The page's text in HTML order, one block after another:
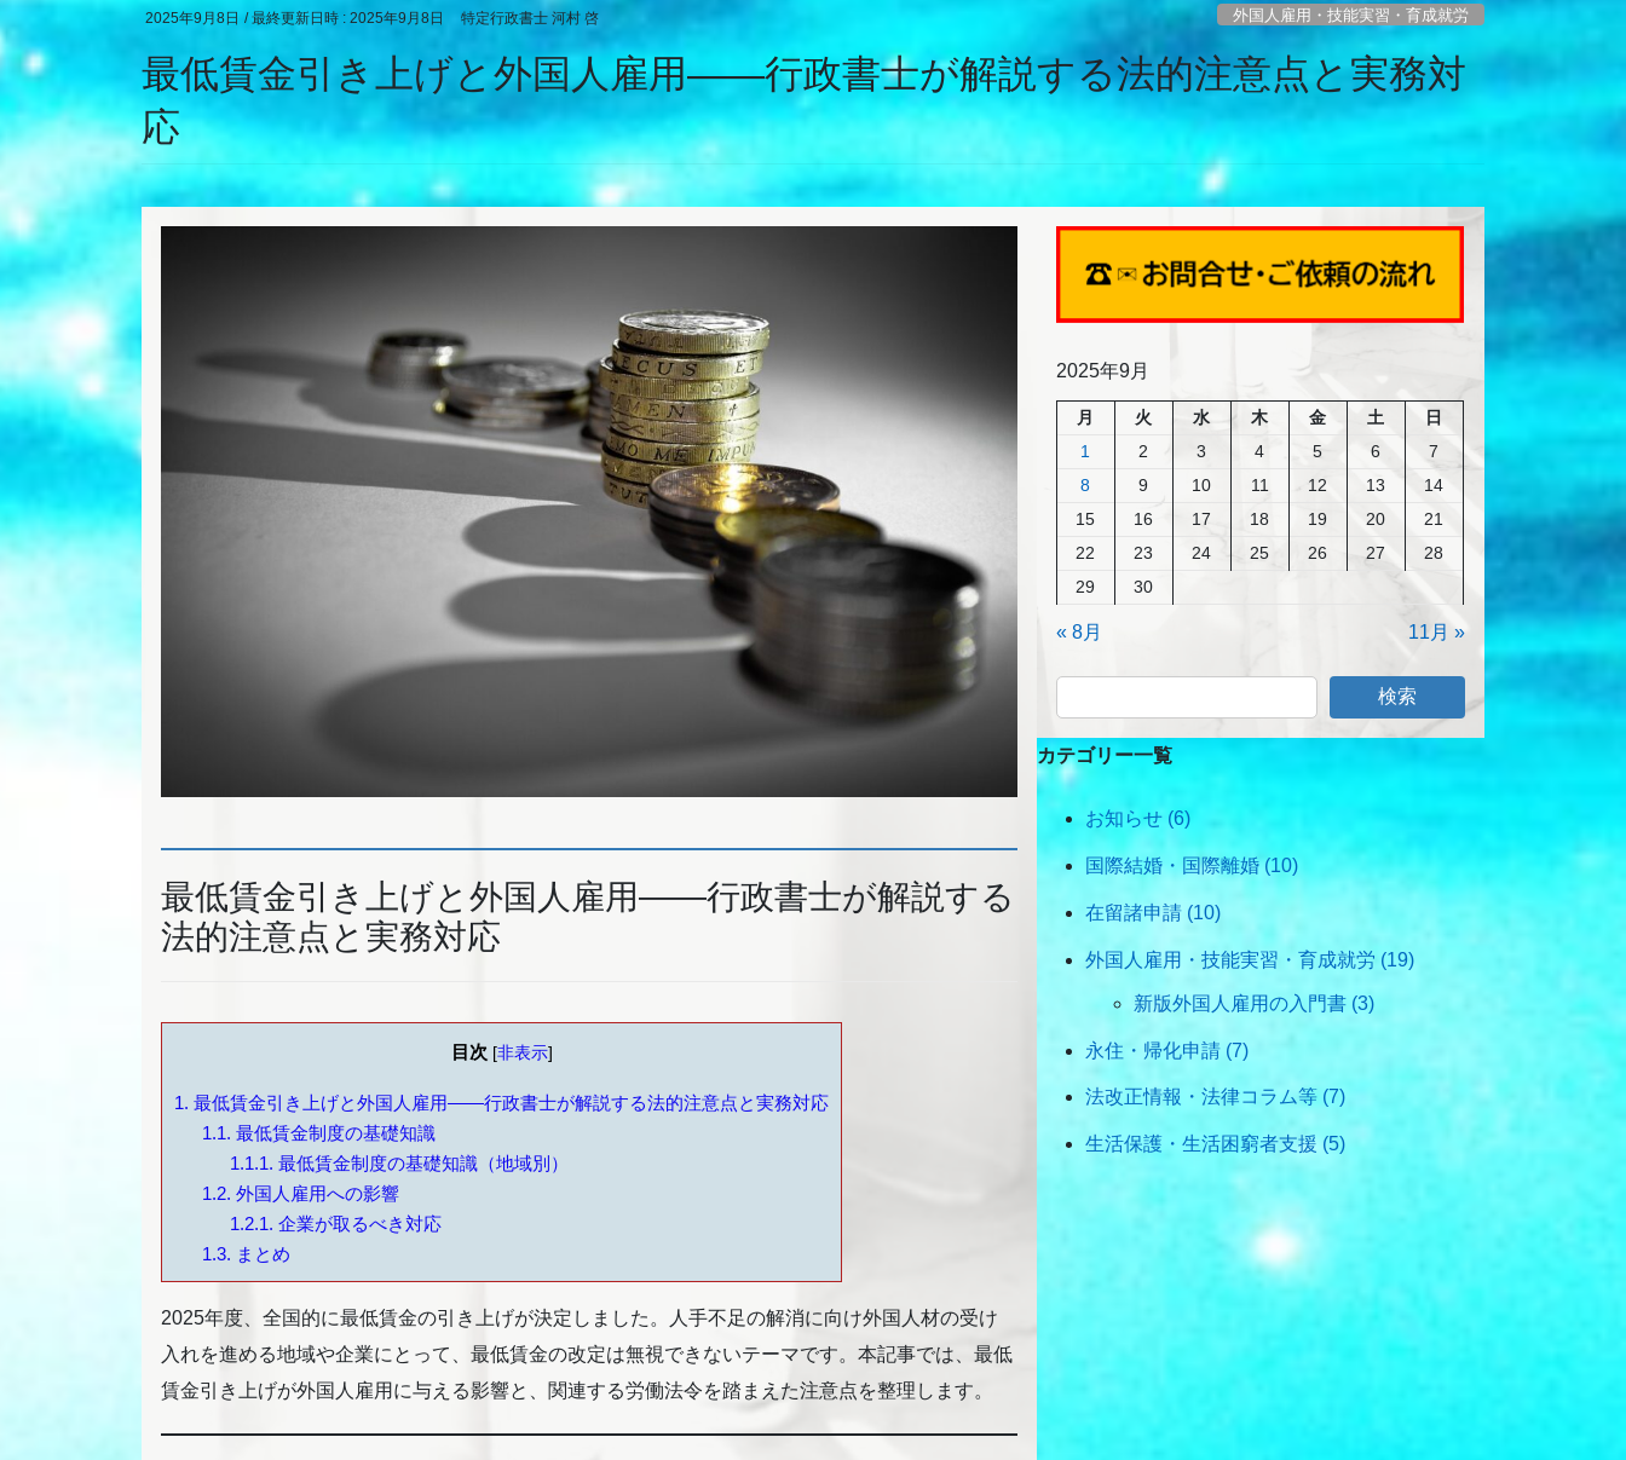
2025年9月8日 / 最終更新日時 : 2025年9月8日 特定行政書士 河村 啓 外国人雇用・技能実習・育成就労
最低賃金引き上げと外国人雇用――行政書士が解説する法的注意点と実務対
応
最低賃金引き上げと外国人雇用――行政書士が解説する
法的注意点と実務対応
目次 [非表示]
1. 最低賃金引き上げと外国人雇用――行政書士が解説する法的注意点と実務対応
1.1. 最低賃金制度の基礎知識
1.1.1. 最低賃金制度の基礎知識（地域別）
1.2. 外国人雇用への影響
1.2.1. 企業が取るべき対応
1.3. まとめ
2025年度、全国的に最低賃金の引き上げが決定しました。人手不足の解消に向け外国人材の受け
入れを進める地域や企業にとって、最低賃金の改定は無視できないテーマです。本記事では、最低
賃金引き上げが外国人雇用に与える影響と、関連する労働法令を踏まえた注意点を整理します。
2025年9月
月 火 水 木 金 土
日
1
2 3 4 5 6
7
8
9 10 11 12 13
14
15
16 17 18 19 20
21
22
23 24 25 26 27
28
29
30
« 8月 11月 »
検索
カテゴリー一覧
お知らせ (6)
国際結婚・国際離婚 (10)
在留諸申請 (10)
外国人雇用・技能実習・育成就労 (19)
新版外国人雇用の入門書 (3)
永住・帰化申請 (7)
法改正情報・法律コラム等 (7)
生活保護・生活困窮者支援 (5)